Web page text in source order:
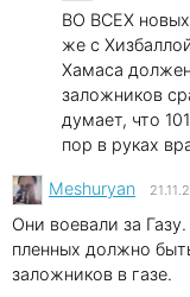
ВО ВСЕХ
же с
Хамаса
заложников
думает, что
пор в руках
Meshuryan
Они воевали за
пленных должно
заложников в газе.